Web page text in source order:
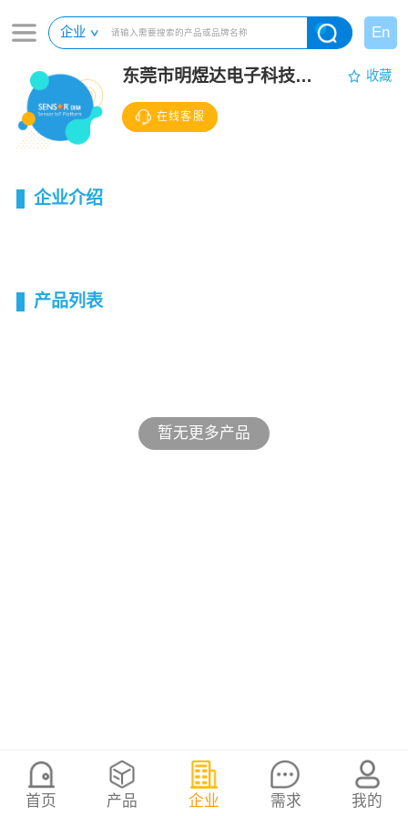
企业 En
东莞市明煜达电子科技有限公司 收藏
在线客服
企业介绍
产品列表
暂无更多产品
首页 产品 企业 需求 我的